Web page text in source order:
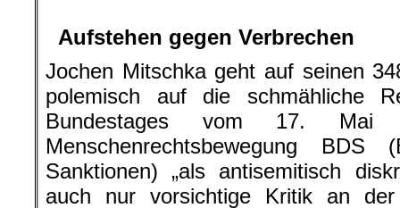
Aufstehen gegen Verbrechen
Jochen Mitschka geht auf seinen
polemisch auf die schmähliche
Bundestages vom 17.
Menschenrechtsbewegung BDS
Sanktionen) „als antisemitisch
auch nur vorsichtige Kritik an